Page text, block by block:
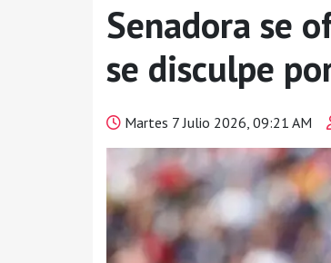
Senadora se
se disculpe
Martes 7 Julio 2026, 09:21 AM